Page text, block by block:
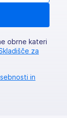
obrne kateri
za
in